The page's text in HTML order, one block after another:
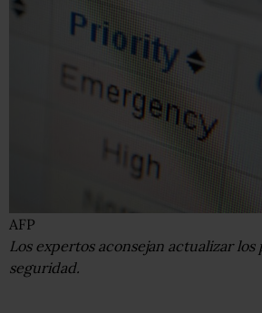
AFP
Los expertos aconsejan actualizar los
seguridad.